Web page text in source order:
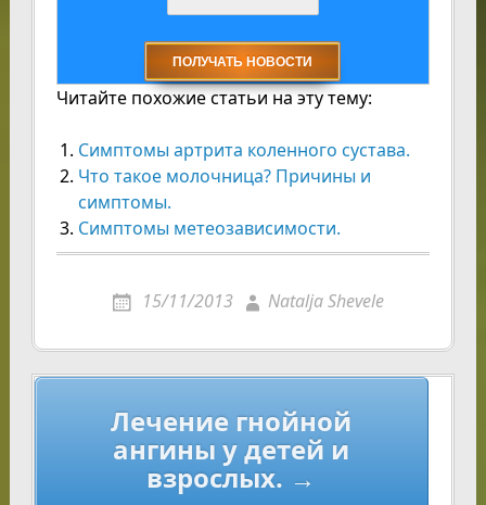
Читайте похожие статьи на эту тему:
Симптомы артрита коленного сустава.
Что такое молочница? Причины и
симптомы.
Симптомы метеозависимости.
15/11/2013 Natalja Shevele
Навигация
записям
Лечение гнойной
ангины у детей и
взрослых. →